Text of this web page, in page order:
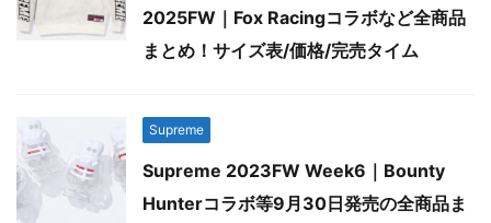
2025FW｜Fox Racingコラボなど全商品
まとめ！サイズ表/価格/完売タイム
Supreme
Supreme 2023FW Week6｜Bounty
Hunterコラボ等9月30日発売の全商品ま